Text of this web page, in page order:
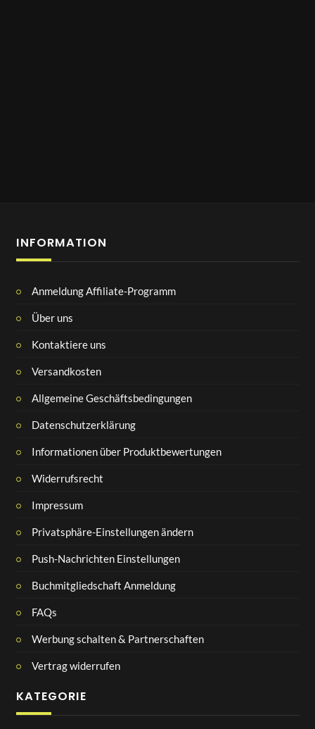
INFORMATION
Anmeldung Affiliate-Programm
Über uns
Kontaktiere uns
Versandkosten
Allgemeine Geschäftsbedingungen
Datenschutzerklärung
Informationen über Produktbewertungen
Widerrufsrecht
Impressum
Privatsphäre-Einstellungen ändern
Push-Nachrichten Einstellungen
Buchmitgliedschaft Anmeldung
FAQs
Werbung schalten & Partnerschaften
Vertrag widerrufen
KATEGORIE